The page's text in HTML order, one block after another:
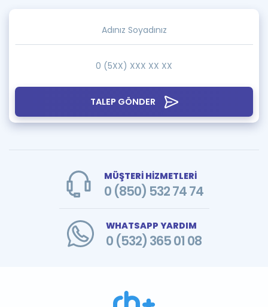
TALEP GÖNDER
MÜŞTERİ HİZMETLERİ
0 (850) 532 74 74
WHATSAPP YARDIM
0 (532) 365 01 08